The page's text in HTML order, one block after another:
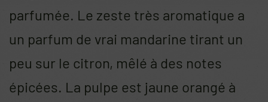
parfumée. Le zeste très aromatique a
un parfum de vrai mandarine tirant un
peu sur le citron, mêlé à des notes
épicées. La pulpe est jaune orangé à